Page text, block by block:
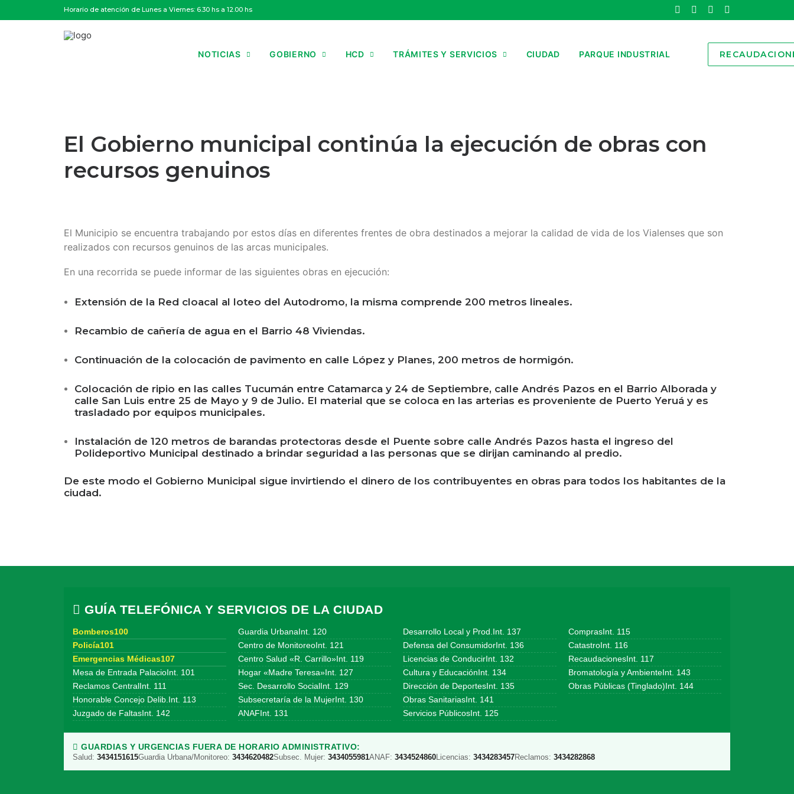
Horario de atención de Lunes a Viernes: 6.30 hs a 12.00 hs
NOTICIAS GOBIERNO HCD TRÁMITES Y SERVICIOS CIUDAD PARQUE INDUSTRIAL
El Gobierno municipal continúa la ejecución de obras con
recursos genuinos
El Municipio se encuentra trabajando por estos días en diferentes frentes de obra destinados a mejorar la calidad de vida de los Vialenses que son
realizados con recursos genuinos de las arcas municipales.
En una recorrida se puede informar de las siguientes obras en ejecución:
Extensión de la Red cloacal al loteo del Autodromo, la misma comprende 200 metros lineales.
Recambio de cañería de agua en el Barrio 48 Viviendas.
Continuación de la colocación de pavimento en calle López y Planes, 200 metros de hormigón.
Colocación de ripio en las calles Tucumán entre Catamarca y 24 de Septiembre, calle Andrés Pazos en el Barrio Alborada y
calle San Luis entre 25 de Mayo y 9 de Julio. El material que se coloca en las arterias es proveniente de Puerto Yeruá y es
trasladado por equipos municipales.
Instalación de 120 metros de barandas protectoras desde el Puente sobre calle Andrés Pazos hasta el ingreso del
Polideportivo Municipal destinado a brindar seguridad a las personas que se dirijan caminando al predio.
De este modo el Gobierno Municipal sigue invirtiendo el dinero de los contribuyentes en obras para todos los habitantes de la
ciudad.
GUÍA TELEFÓNICA Y SERVICIOS DE LA CIUDAD
Bomberos100
Policía101
Emergencias Médicas107
Mesa de Entrada PalacioInt. 101
Reclamos CentralInt. 111
Honorable Concejo Delib.Int. 113
Juzgado de FaltasInt. 142
Guardia UrbanaInt. 120
Centro de MonitoreoInt. 121
Centro Salud «R. Carrillo»Int. 119
Hogar «Madre Teresa»Int. 127
Sec. Desarrollo SocialInt. 129
Subsecretaría de la MujerInt. 130
ANAFInt. 131
Desarrollo Local y Prod.Int. 137
Defensa del ConsumidorInt. 136
Licencias de ConducirInt. 132
Cultura y EducaciónInt. 134
Dirección de DeportesInt. 135
Obras SanitariasInt. 141
Servicios PúblicosInt. 125
ComprasInt. 115
CatastroInt. 116
RecaudacionesInt. 117
Bromatología y AmbienteInt. 143
Obras Públicas (Tinglado)Int. 144
GUARDIAS Y URGENCIAS FUERA DE HORARIO ADMINISTRATIVO:
Salud: 3434151615Guardia Urbana/Monitoreo: 3434620482Subsec. Mujer: 3434055981ANAF: 3434524860Licencias: 3434283457Reclamos: 3434282868